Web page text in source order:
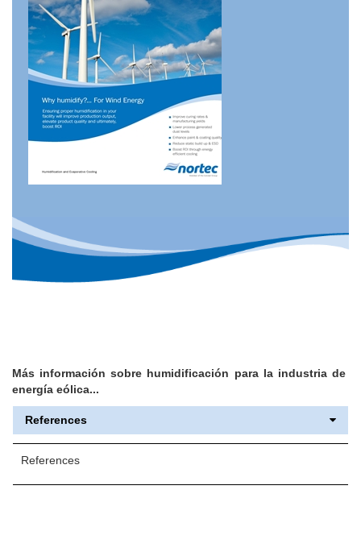
Más información sobre humidificación para la industria de
energía eólica...
References
References